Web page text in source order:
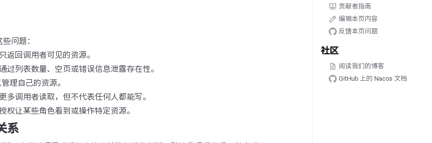
贡献者指南
编辑本页内容
反馈本页问题
社区
阅读我们的博客
GitHub 上的 Nacos 文档
问题：
返回调用者可见的资源。
过列表数量、空页或错误信息泄露存在性。
理自己的资源。
多调用者读取，但不代表任何人都能写。
权让某些角色看到或操作特定资源。
系